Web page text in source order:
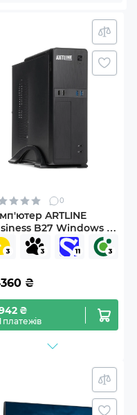
0
ARTLINE
B27 Windows 11
(B27v74Win)
₴
₴
платежів